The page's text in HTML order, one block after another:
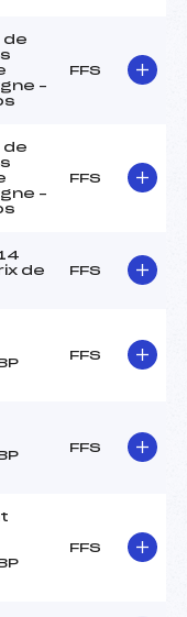
de
–
FFS
de
–
FFS
de
FFS
FFS
FFS
FFS